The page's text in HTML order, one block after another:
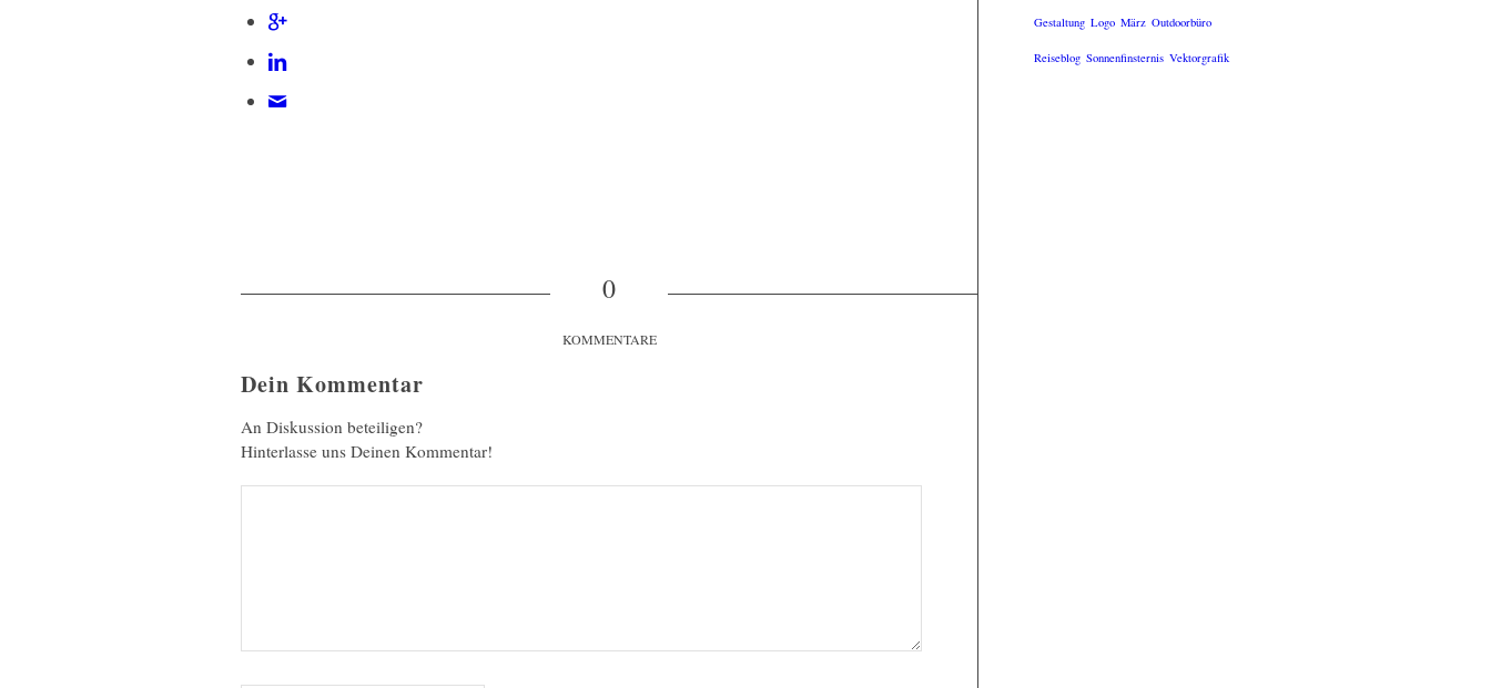
0
KOMMENTARE
Dein Kommentar
An Diskussion beteiligen?
Hinterlasse uns Deinen Kommentar!
Gestaltung Logo März Outdoorbüro
Reiseblog Sonnenfinsternis Vektorgrafik